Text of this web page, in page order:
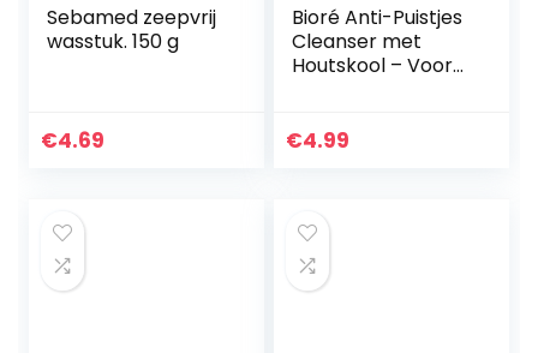
Sebamed zeepvrij
wasstuk. 150 g
€4.69
Bioré Anti-Puistjes
Cleanser met
Houtskool – Voor
Milliliter
€4.99